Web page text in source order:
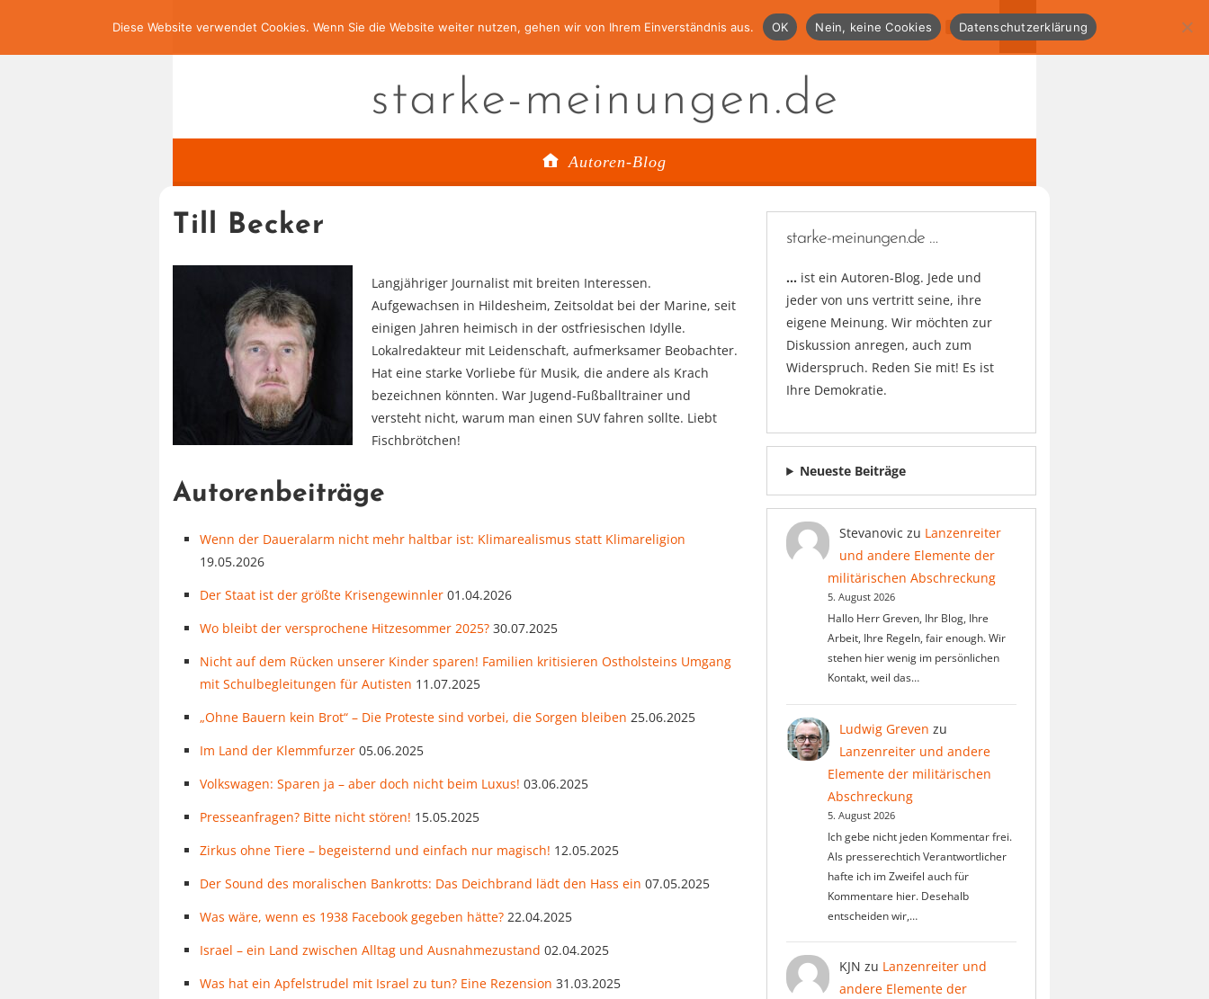
starke-meinungen.de
Autoren-Blog
Till Becker
Langjähriger Journalist mit breiten Interessen.
Aufgewachsen in Hildesheim, Zeitsoldat bei der Marine, seit
einigen Jahren heimisch in der ostfriesischen Idylle.
Lokalredakteur mit Leidenschaft, aufmerksamer Beobachter.
Hat eine starke Vorliebe für Musik, die andere als Krach
bezeichnen könnten. War Jugend-Fußballtrainer und
versteht nicht, warum man einen SUV fahren sollte. Liebt
Fischbrötchen!
Autorenbeiträge
Wenn der Daueralarm nicht mehr haltbar ist: Klimarealismus statt Klimareligion
19.05.2026
Der Staat ist der größte Krisengewinnler 01.04.2026
Wo bleibt der versprochene Hitzesommer 2025? 30.07.2025
Nicht auf dem Rücken unserer Kinder sparen! Familien kritisieren Ostholsteins Umgang
mit Schulbegleitungen für Autisten 11.07.2025
„Ohne Bauern kein Brot“ – Die Proteste sind vorbei, die Sorgen bleiben 25.06.2025
Im Land der Klemmfurzer 05.06.2025
Volkswagen: Sparen ja – aber doch nicht beim Luxus! 03.06.2025
Presseanfragen? Bitte nicht stören! 15.05.2025
Zirkus ohne Tiere – begeisternd und einfach nur magisch! 12.05.2025
Der Sound des moralischen Bankrotts: Das Deichbrand lädt den Hass ein 07.05.2025
Was wäre, wenn es 1938 Facebook gegeben hätte? 22.04.2025
Israel – ein Land zwischen Alltag und Ausnahmezustand 02.04.2025
Was hat ein Apfelstrudel mit Israel zu tun? Eine Rezension 31.03.2025
starke-meinungen.de …
… ist ein Autoren-Blog. Jede und
jeder von uns vertritt seine, ihre
eigene Meinung. Wir möchten zur
Diskussion anregen, auch zum
Widerspruch. Reden Sie mit! Es ist
Ihre Demokratie.
Neueste Beiträge
Stevanovic zu Lanzenreiter
und andere Elemente der
militärischen Abschreckung
5. August 2026
Hallo Herr Greven, Ihr Blog, Ihre
Arbeit, Ihre Regeln, fair enough. Wir
stehen hier wenig im persönlichen
Kontakt, weil das…
Ludwig Greven zu
Lanzenreiter und andere
Elemente der militärischen
Abschreckung
5. August 2026
Ich gebe nicht jeden Kommentar frei.
Als presserechtich Verantwortlicher
hafte ich im Zweifel auch für
Kommentare hier. Desehalb
entscheiden wir,…
KJN zu Lanzenreiter und
andere Elemente der
Diese Website verwendet Cookies. Wenn Sie die Website weiter nutzen, gehen wir von Ihrem Einverständnis aus. OK Nein, keine Cookies Datenschutzerklärung